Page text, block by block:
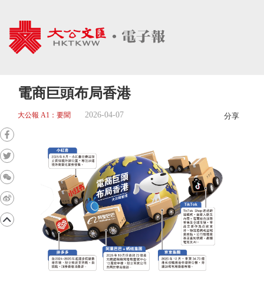
電商巨頭布局香港
大公報 A1：要聞 2026-04-07 分享